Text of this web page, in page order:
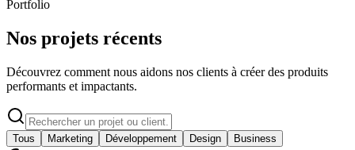
Portfolio
Nos projets récents
Découvrez comment nous aidons nos clients à créer des produits
performants et impactants.
Tous Marketing Développement Design Business